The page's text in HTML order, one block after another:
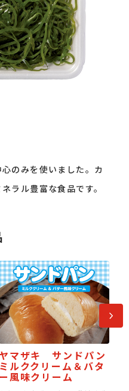
のみを使いました。カ
ラル豊富な食品です。
ドパン
＆バタ JAPAN餃子大
受賞スタミナ焼
次へ